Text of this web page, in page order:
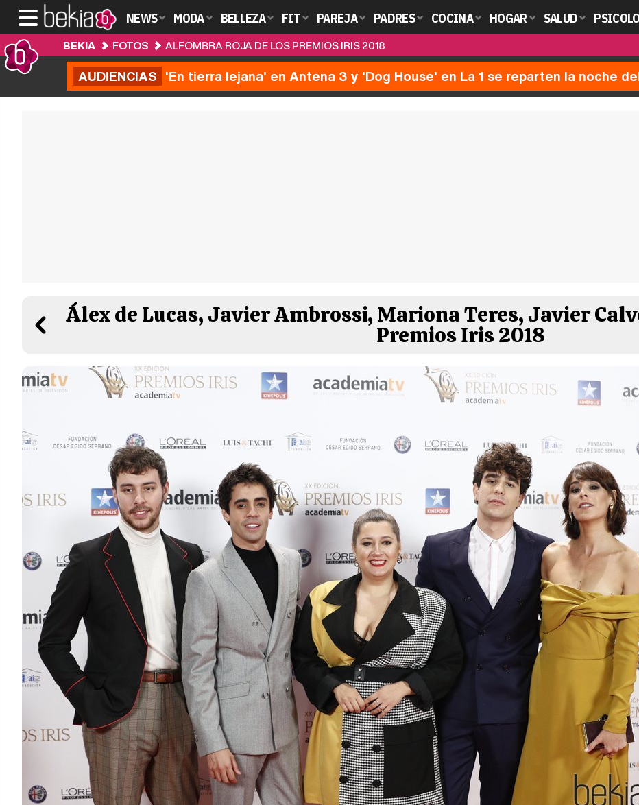
NEWS MODA BELLEZA FIT PAREJA PADRES COCINA HOGAR SALUD
BEKIA FOTOS ALFOMBRA ROJA DE LOS PREMIOS IRIS 2018
AUDIENCIAS 'En tierra lejana' en Antena 3 y 'Dog House' en La 1 se reparten la noche
Álex de Lucas, Javier Ambrossi, Mariona Teres, Javier
Premios Iris 2018